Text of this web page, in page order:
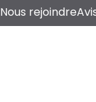
Nous rejoindre